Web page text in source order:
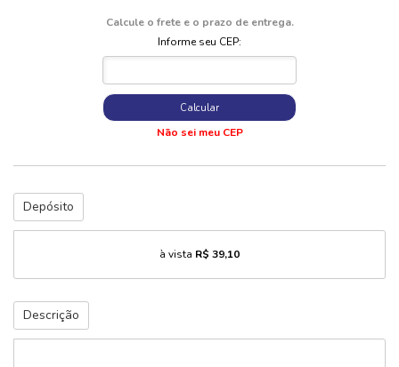
Calcule o frete e o prazo de entrega.
Informe seu CEP:
Calcular
Não sei meu CEP
Depósito
à vista R$ 39,10
Descrição